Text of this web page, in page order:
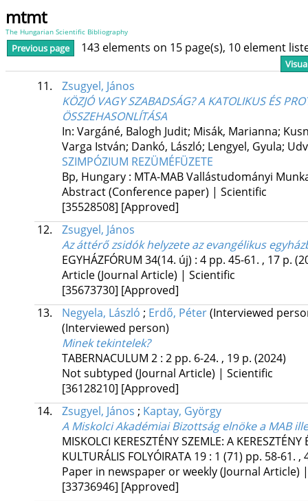
mtmt
The Hungarian Scientific Bibliography
Previous page 143 elements on 15 page(s), 10 element
11.
Zsugyel, János
KÖZJÓ VAGY SZABADSÁG? A KATOLIKUS ÉS
ÖSSZEHASONLÍTÁSA
In: Vargáné, Balogh Judit; Misák, Marianna;
Varga István; Dankó, László; Lengyel, Gyula;
SZIMPÓZIUM REZÜMÉFÜZETE
Bp, Hungary : MTA-MAB Vallástudományi
Abstract (Conference paper) | Scientific
[35528508] [Approved]
12.
Zsugyel, János
Az áttérő zsidók helyzete az evangélikus
EGYHÁZFÓRUM 34(14. új) : 4 pp. 45-61. , 17 p.
Article (Journal Article) | Scientific
[35673730] [Approved]
13.
Negyela, László ; Erdő, Péter(Interviewed
(Interviewed person)
Minek tekintelek?
TABERNACULUM 2: 2 pp. 6-24. , 19 p. (2024)
Not subtyped (Journal Article) | Scientific
[36128210] [Approved]
14.
Zsugyel, János ; Kaptay, György
A Miskolci Akadémiai Bizottság elnöke a MAB
MISKOLCI KERESZTÉNY SZEMLE: A
KULTURÁLIS FOLYÓIRATA 19: 1 (71) pp. 58-61. ,
Paper in newspaper or weekly (Journal
[33736946] [Approved]